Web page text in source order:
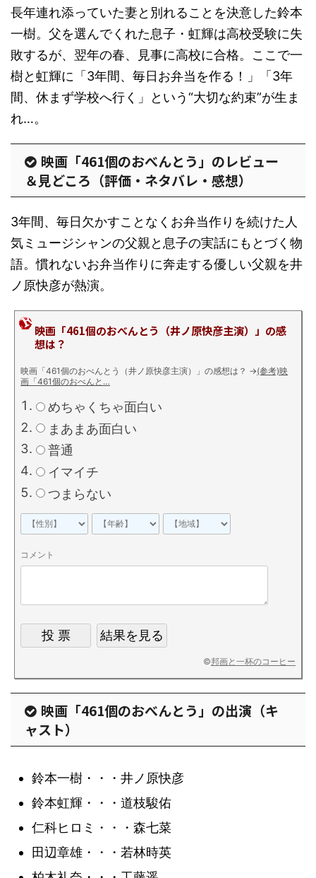
長年連れ添っていた妻と別れることを決意した鈴本
一樹。父を選んでくれた息子・虹輝は高校受験に失
敗するが、翌年の春、見事に高校に合格。ここで一
樹と虹輝に「3年間、毎日お弁当を作る！」「3年
間、休まず学校へ行く」という“大切な約束”が生ま
れ…。
映画「461個のおべんとう」のレビュー
＆見どころ（評価・ネタバレ・感想）
3年間、毎日欠かすことなくお弁当作りを続けた人
気ミュージシャンの父親と息子の実話にもとづく物
語。慣れないお弁当作りに奔走する優しい父親を井
ノ原快彦が熱演。
映画「461個のおべんとう（井ノ原快彦主演）」の感
想は？
映画「461個のおべんとう（井ノ原快彦主演）」の感想は？ →(参考)映
画「461個のおべんと…
めちゃくちゃ面白い
まあまあ面白い
普通
イマイチ
つまらない
コメント
©邦画と一杯のコーヒー
映画「461個のおべんとう」の出演（キ
ャスト）
鈴本一樹・・・井ノ原快彦
鈴本虹輝・・・道枝駿佑
仁科ヒロミ・・・森七菜
田辺章雄・・・若林時英